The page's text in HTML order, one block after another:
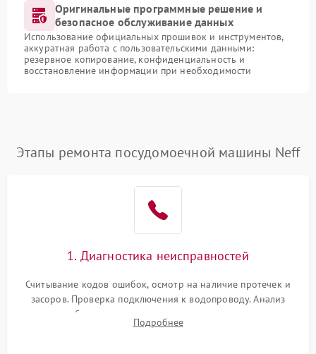
Оригинальные программные решение и
безопасное обслуживание данных
Использование официальных прошивок и инструментов,
аккуратная работа с пользовательскими данными:
резервное копирование, конфиденциальность и
восстановление информации при необходимости
Этапы ремонта посудомоечной машины Neff
1. Диагностика неисправностей
Считывание кодов ошибок, осмотр на наличие протечек и
засоров. Проверка подключения к водопроводу. Анализ
жалоб на отсутствие слива, нагрева, вращения
разбрызгивателей или срабатывание системы защиты
Подробнее